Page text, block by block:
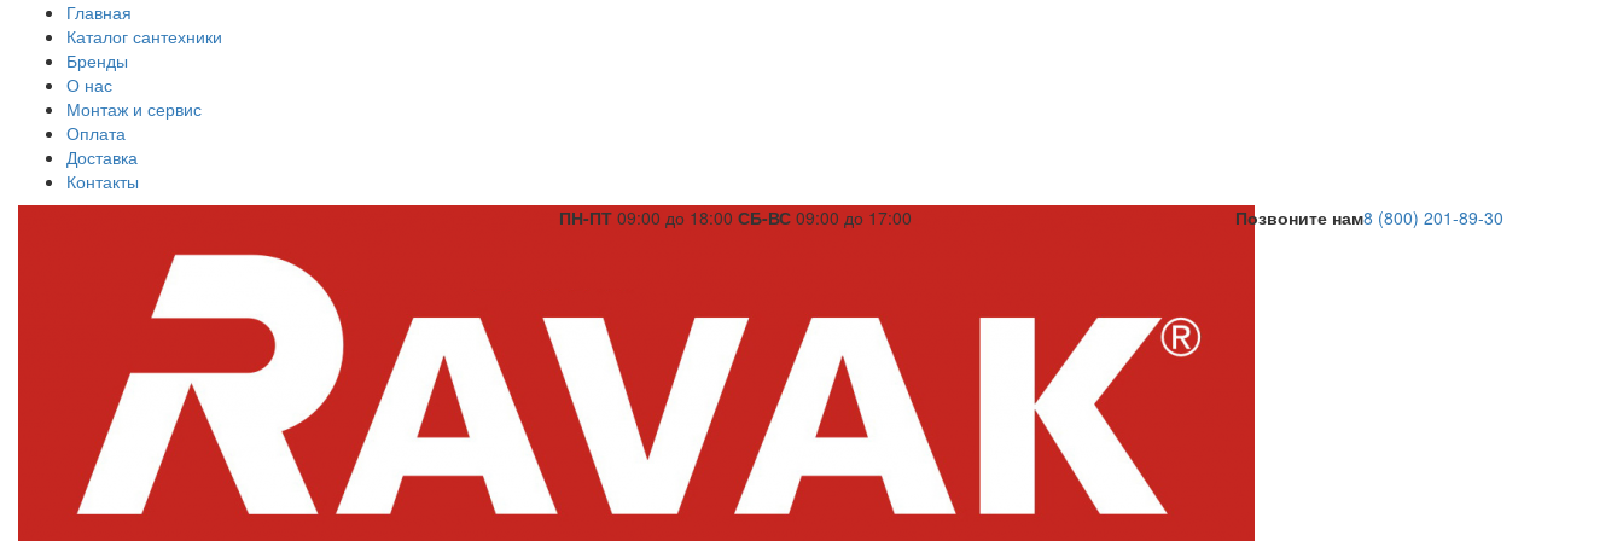
Главная
Каталог сантехники
Бренды
О нас
Монтаж и сервис
Оплата
Доставка
Контакты
ПН-ПТ 09:00 до 18:00 СБ-ВС 09:00 до 17:00 Позвоните нам8 (800) 201-89-30